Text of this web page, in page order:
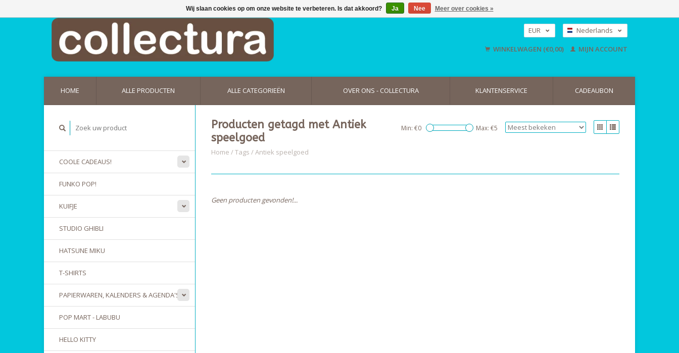
EUR
USD
Nederlands
English
WINKELWAGEN (€0,00) MIJN ACCOUNT
HOME ALLE PRODUCTEN ALLE CATEGORIEËN OVER ONS - COLLECTURA KLANTENSERVICE CADEAUBON
COOLE CADEAUS!
FUNKO POP!
KUIFJE
STUDIO GHIBLI
HATSUNE MIKU
T-SHIRTS
PAPIERWAREN, KALENDERS & AGENDA'S
POP MART - LABUBU
HELLO KITTY
Producten getagd met Antiek
speelgoed
Home /Tags /Antiek speelgoed
Min: €0 Max: €5
Geen producten gevonden!...
Wij slaan cookies op om onze website te verbeteren. Is dat akkoord? Ja Nee Meer over cookies »